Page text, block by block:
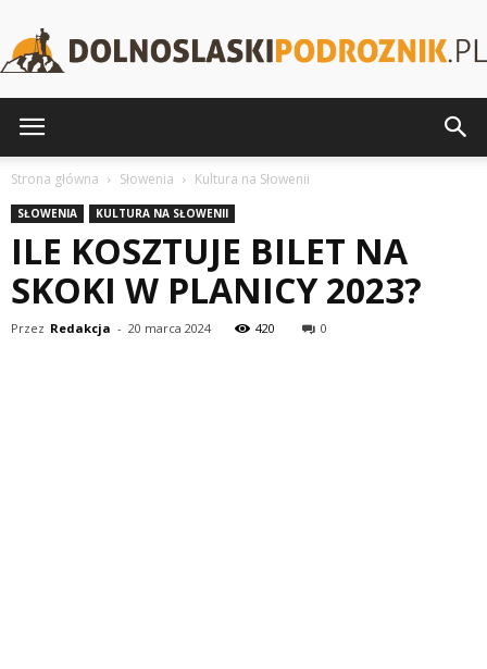
Strona główna Słowenia Kultura na Słowenii
SŁOWENIA KULTURA NA SŁOWENII
ILE KOSZTUJE BILET NA
SKOKI W PLANICY 2023?
Przez Redakcja - 20 marca 2024 420 0